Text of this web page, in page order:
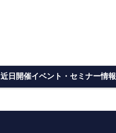
近日開催イベント・セミナー情報